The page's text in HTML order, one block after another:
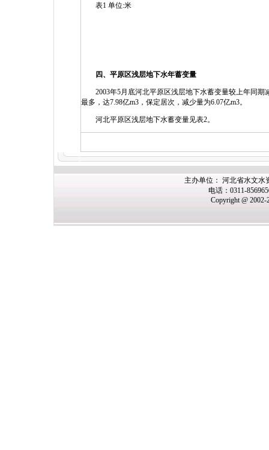
表1 单位:米
四、平原区浅层地下水年蓄变量
2003年5月底河北平原区浅层地下水蓄变量较上年同期
最多，达7.98亿m3，保定居次，减少量为6.07亿m3。
河北平原区浅层地下水蓄变量见表2。
主办单位： 河北省水文水
电话：0311-
Copyright @ 2002-